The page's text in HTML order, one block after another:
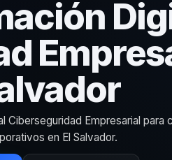
Ciberseguridad Empresarial para
en El Salvador.